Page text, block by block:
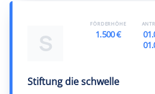
S
Stiftung die schwelle
FÖRDERHÖHE
1.500 €